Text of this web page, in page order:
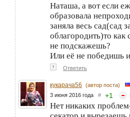
Наташа, а вот если
образовала
заняла весь сад(сад
облагородить)то как
не подскажешь?
Или её не победишь и
↑ Ответить
кукарача56 (автор поста)
3 июня 2016 года # +1
Нет никаких